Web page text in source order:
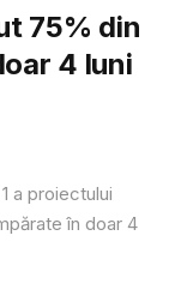
75% din
4 luni
a proiectului
în doar 4